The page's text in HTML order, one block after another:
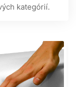
kategórií.